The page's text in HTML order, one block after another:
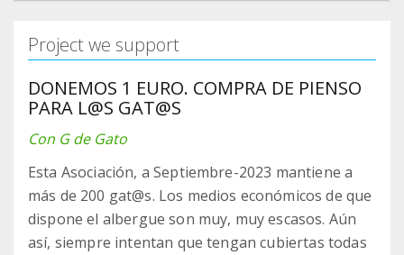
Project we support
DONEMOS 1 EURO. COMPRA DE PIENSO
PARA L@S GAT@S
Con G de Gato
Esta Asociación, a Septiembre-2023 mantiene a
más de 200 gat@s. Los medios económicos de que
dispone el albergue son muy, muy escasos. Aún
así, siempre intentan que tengan cubiertas todas